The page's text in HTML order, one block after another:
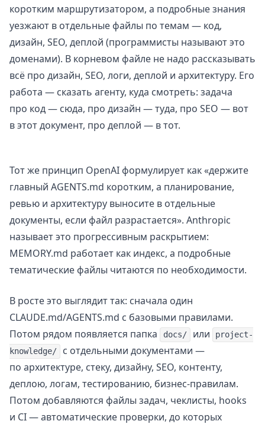
коротким маршрутизатором, а подробные знания
уезжают в отдельные файлы по темам — код,
дизайн, SEO, деплой (программисты называют это
доменами). В корневом файле не надо рассказывать
всё про дизайн, SEO, логи, деплой и архитектуру. Его
работа — сказать агенту, куда смотреть: задача
про код — сюда, про дизайн — туда, про SEO — вот
в этот документ, про деплой — в тот.
Тот же принцип OpenAI формулирует как «держите
главный AGENTS.md коротким, а планирование,
ревью и архитектуру выносите в отдельные
документы, если файл разрастается». Anthropic
называет это прогрессивным раскрытием:
MEMORY.md работает как индекс, а подробные
тематические файлы читаются по необходимости.
В росте это выглядит так: сначала один
CLAUDE.md/AGENTS.md с базовыми правилами.
Потом рядом появляется папка
docs/ или
project-
knowledge/
с отдельными документами —
по архитектуре, стеку, дизайну, SEO, контенту,
деплою, логам, тестированию, бизнес-правилам.
Потом добавляются файлы задач, чеклисты, hooks
и CI — автоматические проверки, до которых